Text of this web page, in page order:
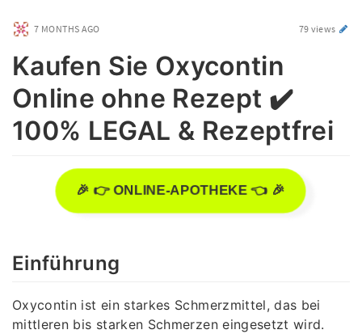
7 MONTHS AGO 79 views
Kaufen Sie Oxycontin
Online ohne Rezept ✔️
100% LEGAL & Rezeptfrei
🎉 👉 ONLINE-APOTHEKE 👈 🎉
Einführung
Oxycontin ist ein starkes Schmerzmittel, das bei
mittleren bis starken Schmerzen eingesetzt wird.